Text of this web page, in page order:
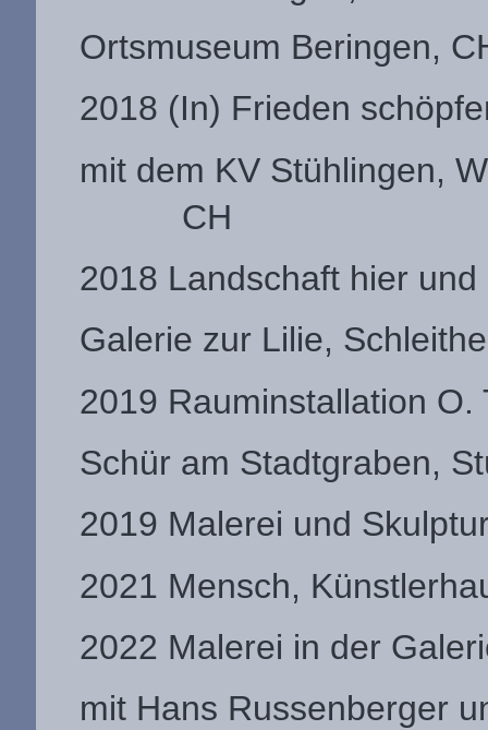
Ortsmuseum Beringen,
2018 (In) Frieden
mit dem KV Stühlingen,
CH
2018 Landschaft hier
Galerie zur Lilie,
2019 Rauminstallation
Schür am Stadtgraben,
2019 Malerei und
2021 Mensch,
2022 Malerei in der
mit Hans Russenberger